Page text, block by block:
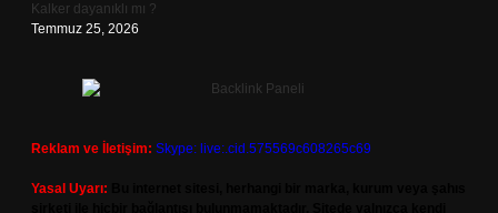
Kalker dayanıklı mı ?
Temmuz 25, 2026
Reklam ve İletişim: Skype: live:.cid.575569c608265c69
Yasal Uyarı: